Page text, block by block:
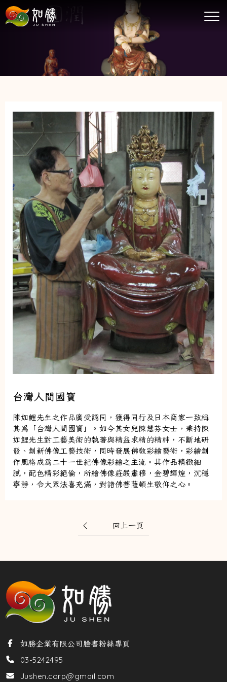
台灣人間國寶
陳如鯉先生之作品廣受認同，獲得同行及日本商家一致稱
其為「台灣人間國寶」。如今其女兒陳慧芬女士，秉持陳
如鯉先生對工藝美術的執著與精益求精的精神，不斷地研
發、創新佛像工藝技術，同時發展佛教彩繪藝術，彩繪創
作風格成為二十一世紀佛像彩繪之主流。其作品精緻細
膩，配色精彩絕倫，所繪佛像莊嚴肅穆，金碧輝煌，沉穩
寧靜，令大眾法喜充滿，對諸佛菩薩頓生敬仰之心。
回上一頁
如勝企業有限公司臉書粉絲專頁
03-5242495
Jushen.corp@gmail.com